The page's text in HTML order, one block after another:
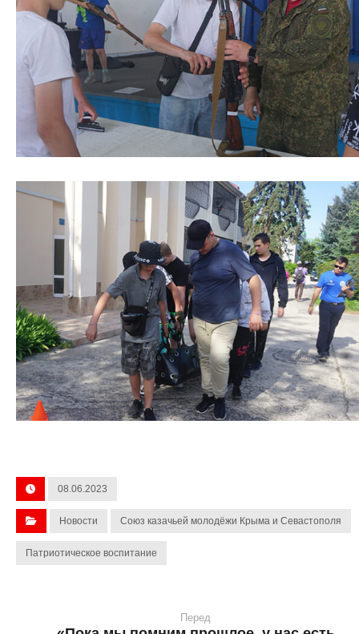
08.06.2023
Новости Союз казачьей молодёжи Крыма и Севастополя
Патриотическое воспитание
Перед